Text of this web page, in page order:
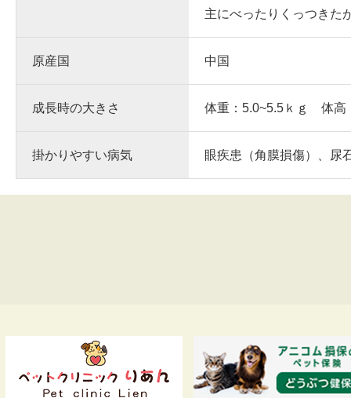
主にべったりくっつきた
原産国 中国
成長時の大きさ 体重：5.0~5.5ｋｇ 体高
掛かりやすい病気 眼疾患（角膜損傷）、尿